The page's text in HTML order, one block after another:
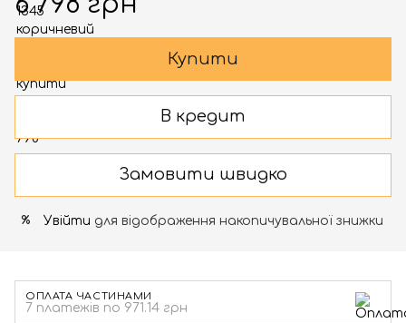
Купити
В кредит
Замовити швидко
% Увійти для відображення накопичувальної знижки
ОПЛАТА ЧАСТИНАМИ
7 платежів по 971.14 грн